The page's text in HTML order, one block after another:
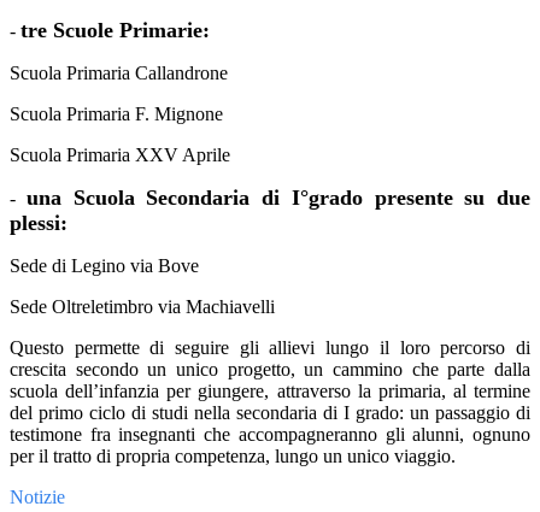
- tre Scuole Primarie:
Scuola Primaria Callandrone
Scuola Primaria F. Mignone
Scuola Primaria XXV Aprile
- una Scuola Secondaria di I°grado presente su due
plessi:
Sede di Legino via Bove
Sede Oltreletimbro via Machiavelli
Questo permette di seguire gli allievi lungo il loro percorso di
crescita secondo un unico progetto, un cammino che parte dalla
scuola dell’infanzia per giungere, attraverso la primaria, al termine
del primo ciclo di studi nella secondaria di I grado: un passaggio di
testimone fra insegnanti che accompagneranno gli alunni, ognuno
per il tratto di propria competenza, lungo un unico viaggio.
Notizie